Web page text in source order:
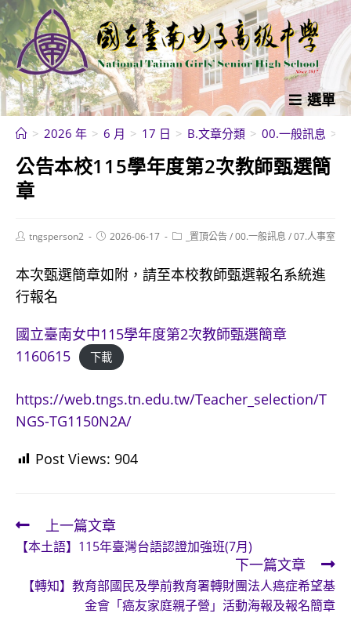
跳
轉
至
主
要
內
選單
> 2026 年 > 6 月 > 17 日 > B.文章分類 > 00.一般訊息 >
公告本校115學年度第2次教師甄選簡
章
Posttngsperson2
Post2026-06-17
Post _置頂公告/00.一般訊息 /07.人事室
本次甄選簡章如附，請至本校教師甄選報名系統進
行報名
國立臺南女中115學年度第2次教師甄選簡章
1160615
下載
https://web.tngs.tn.edu.tw/Teacher_selection/T
NGS-TG1150N2A/
Post Views: 904
Read
more
articles
上一篇文章
【本土語】115年臺灣台語認證加強班(7月)
下一篇文章
【轉知】教育部國民及學前教育署轉財團法人癌症希望基
金會「癌友家庭親子營」活動海報及報名簡章